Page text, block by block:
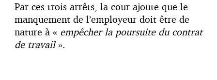
Par ces trois arrêts, la cour ajoute que le
manquement de l’employeur doit être de
nature à « empêcher la poursuite du contrat
de travail».